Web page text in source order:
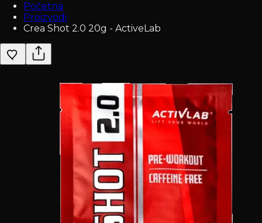
Početna
Proizvodi
Crea Shot 2.0 20g - ActiveLab